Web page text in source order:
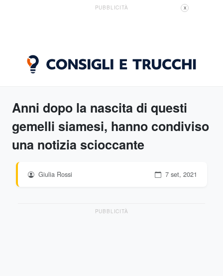
PUBBLICITÀ X
Anni dopo la nascita di questi
gemelli siamesi, hanno condiviso
una notizia scioccante
Giulia Rossi 7 set, 2021
PUBBLICITÀ